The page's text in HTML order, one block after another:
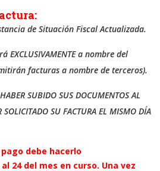
de Situación Fiscal Actualizada.
EXCLUSIVAMENTE a nombre del
facturas a nombre de terceros).
SUBIDO SUS DOCUMENTOS AL
SOLICITADO SU FACTURA EL MISMO DÍA
debe hacerlo
al 24 del mes en curso. Una vez